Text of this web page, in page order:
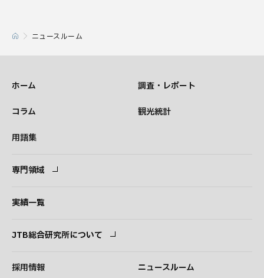
ニュースルーム
ホーム 調査・レポート
コラム 観光統計
用語集
専門領域
実績一覧
JTB総合研究所について
採用情報 ニュースルーム